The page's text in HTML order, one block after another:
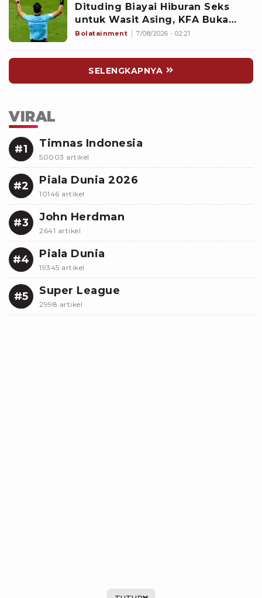
Dituding Biayai Hiburan Seks
untuk Wasit Asing, KFA Buka
Suara
Bolatainment 7/08/2026 - 02:21
SELENGKAPNYA
VIRAL
#1 Timnas Indonesia
50003 artikel
#2 Piala Dunia 2026
10146 artikel
#3 John Herdman
2641 artikel
#4 Piala Dunia
19345 artikel
#5 Super League
2998 artikel